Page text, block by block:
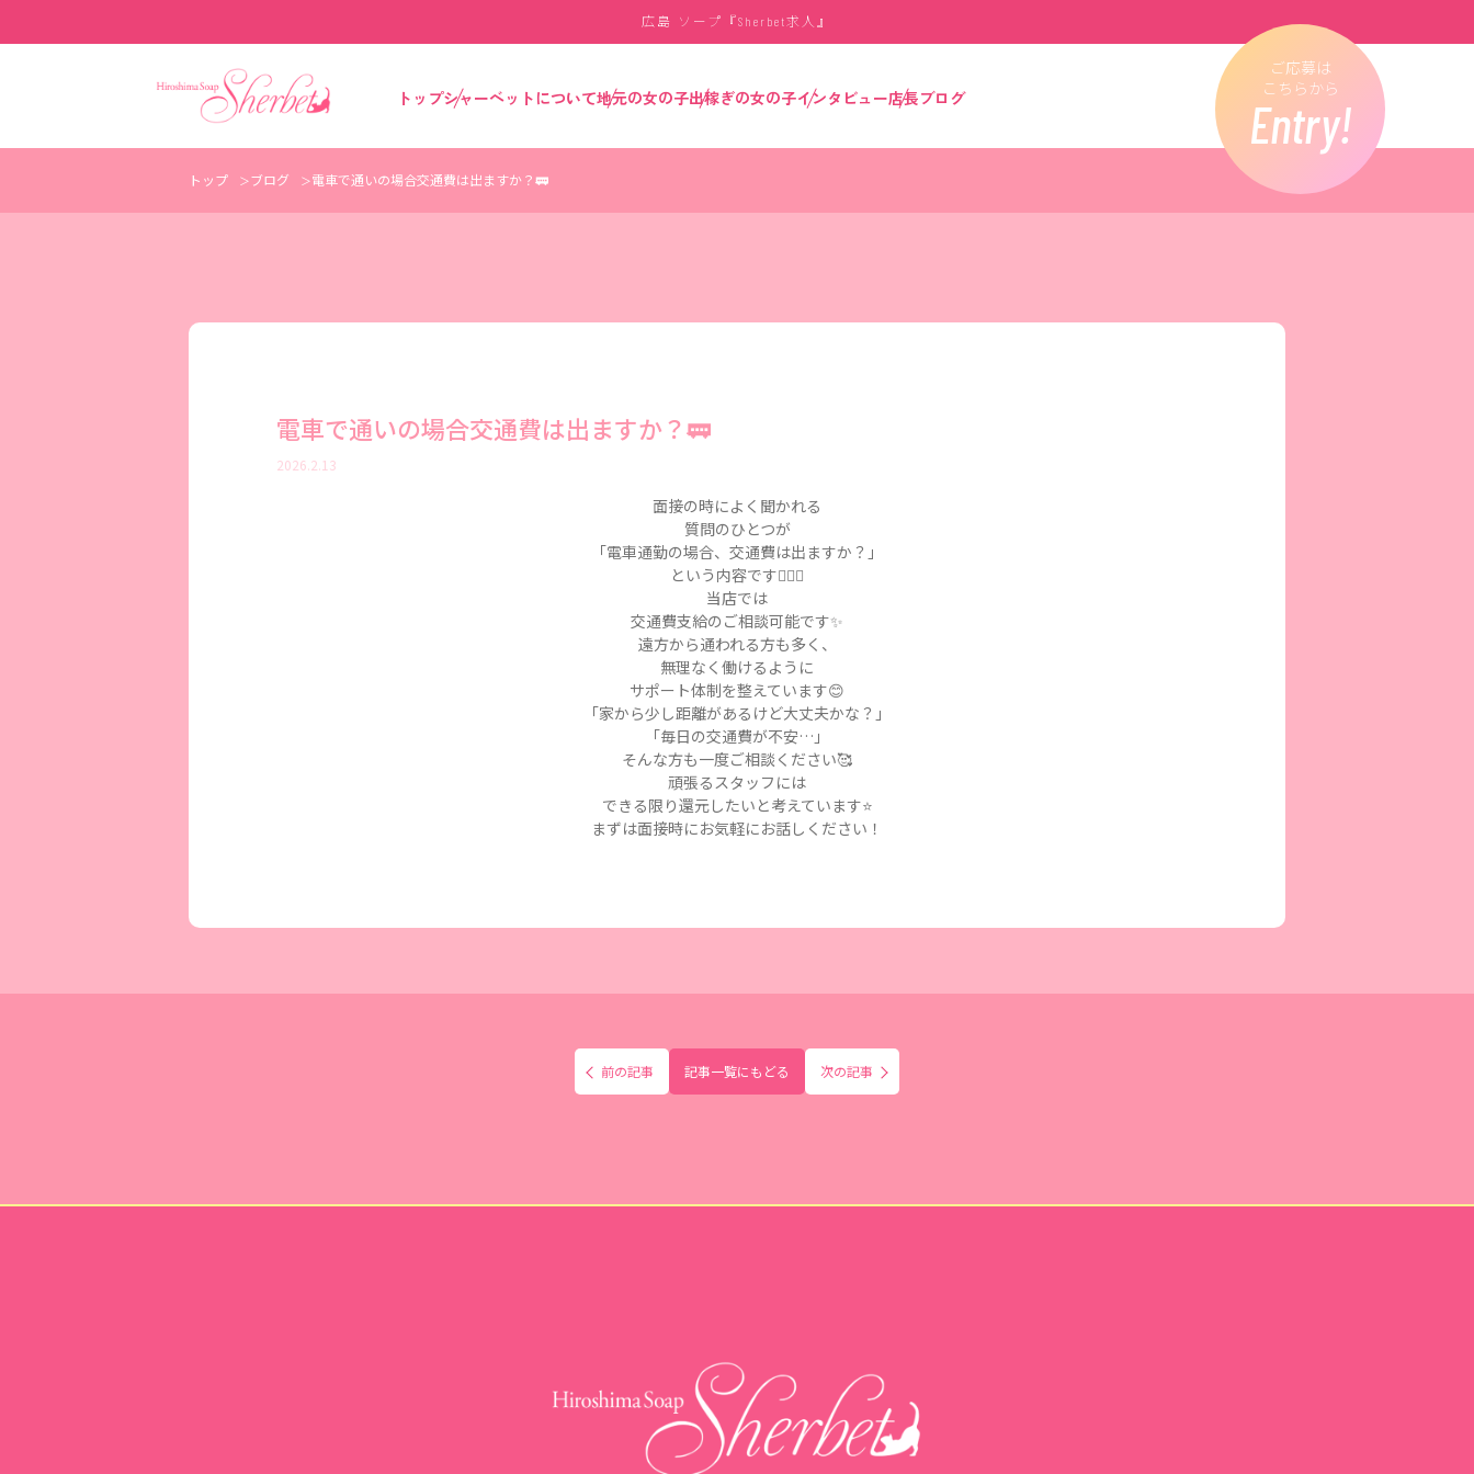
広島 ソープ『Sherbet求人』
ご応募は
こちらから
Entry!
トップシャーベットについて地元の女の子出稼ぎの女の子インタビュー店長ブログ
トップ ブログ 電車で通いの場合交通費は出ますか？🚃
電車で通いの場合交通費は出ますか？🚃
2026.2.13
面接の時によく聞かれる
質問のひとつが
「電車通勤の場合、交通費は出ますか？」
という内容です🙋🏻‍♂️
当店では
交通費支給のご相談可能です✨
遠方から通われる方も多く、
無理なく働けるように
サポート体制を整えています😊
「家から少し距離があるけど大丈夫かな？」
「毎日の交通費が不安… 」
そんな方も一度ご相談ください🥰
頑張るスタッフには
できる限り還元したいと考えています⭐️
まずは面接時にお気軽にお話しください！
前の記事 記事一覧にもどる 次の記事